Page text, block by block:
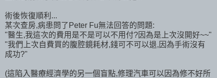
術後恢復順利...
某次查房,病患問了Peter Fu無法回答的問題:
"醫生,我這次的費用是不是可以不用付?因為是上次沒開好~~"
"我們上次自費買的腹腔鏡耗材,錢可不可以退,因為手術沒有
成功?"
(這陷入醫療經濟學的另一個盲點,修理汽車可以因為修不好所